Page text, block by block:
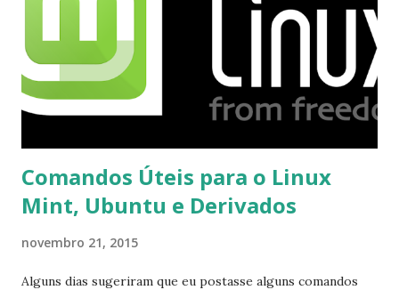
Comandos Úteis para o Linux
Mint, Ubuntu e Derivados
novembro 21, 2015
Alguns dias sugeriram que eu postasse alguns comandos